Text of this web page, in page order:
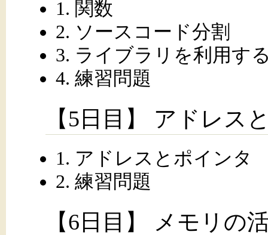
1. 関数
2. ソースコード分割
3. ライブラリを利用す
4. 練習問題
【5日目】 アドレス
1. アドレスとポインタ
2. 練習問題
【6日目】 メモリの